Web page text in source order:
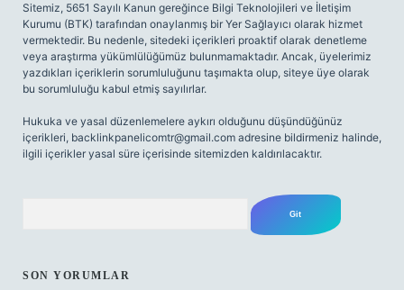
Sitemiz, 5651 Sayılı Kanun gereğince Bilgi Teknolojileri ve İletişim
Kurumu (BTK) tarafından onaylanmış bir Yer Sağlayıcı olarak hizmet
vermektedir. Bu nedenle, sitedeki içerikleri proaktif olarak denetleme
veya araştırma yükümlülüğümüz bulunmamaktadır. Ancak, üyelerimiz
yazdıkları içeriklerin sorumluluğunu taşımakta olup, siteye üye olarak
bu sorumluluğu kabul etmiş sayılırlar.
Hukuka ve yasal düzenlemelere aykırı olduğunu düşündüğünüz
içerikleri, backlinkpanelicomtr@gmail.com adresine bildirmeniz halinde,
ilgili içerikler yasal süre içerisinde sitemizden kaldırılacaktır.
SON YORUMLAR